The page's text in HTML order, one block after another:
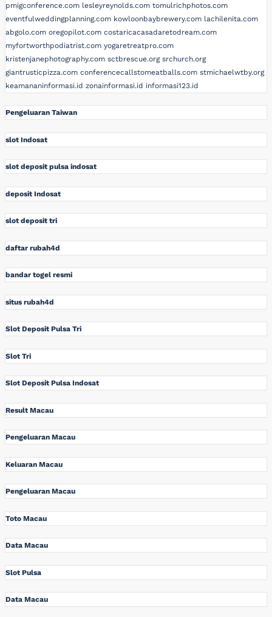
pmigconference.com lesleyreynolds.com tomulrichphotos.com
eventfulweddingplanning.com kowloonbaybrewery.com lachilenita.com
abgolo.com oregopilot.com costaricacasadaretodream.com
myfortworthpodiatrist.com yogaretreatpro.com
kristenjanephotography.com sctbrescue.org srchurch.org
giantrusticpizza.com conferencecallstomeatballs.com stmichaelwtby.org
keamananinformasi.id zonainformasi.id informasi123.id
Pengeluaran Taiwan
slot Indosat
slot deposit pulsa indosat
deposit Indosat
slot deposit tri
daftar rubah4d
bandar togel resmi
situs rubah4d
Slot Deposit Pulsa Tri
Slot Tri
Slot Deposit Pulsa Indosat
Result Macau
Pengeluaran Macau
Keluaran Macau
Pengeluaran Macau
Toto Macau
Data Macau
Slot Pulsa
Data Macau